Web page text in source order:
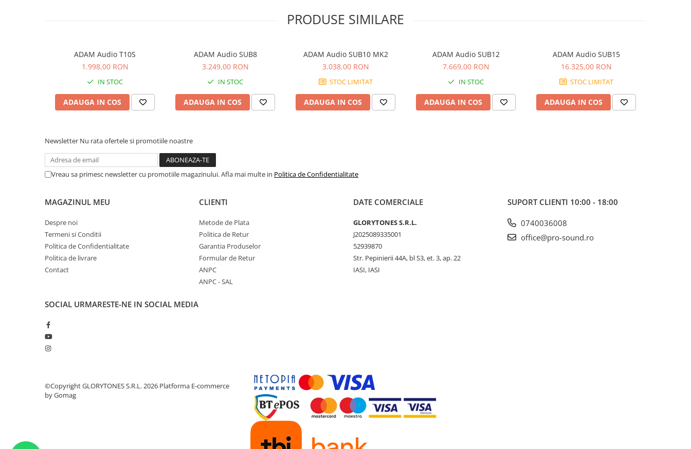
Cabluri MIDI si audio digitale
Standuri stative si pupitre
Stative de mixer
Stative de partituri
Case-uri, rack, huse si genti
Amplificatoare de casti
Cabluri Earpad si accesorii de casti
Casti broadcast si Casti cu Microfon
Casti Noise Cancelling
Casti Studio
Casti wireless / fara fir
Idei de cadouri
PRODUSE SIMILARE
ADAM Audio T10S
1.998,00 RON
IN STOC
ADAUGA IN COS
ADAM Audio SUB8
3.249,00 RON
IN STOC
ADAUGA IN COS
ADAM Audio SUB10 MK2
3.038,00 RON
STOC LIMITAT
ADAUGA IN COS
ADAM Audio SUB12
7.669,00 RON
IN STOC
ADAUGA IN COS
ADAM Audio SUB15
16.325,00 RON
STOC LIMITAT
ADAUGA IN COS
Newsletter Nu rata ofertele si promotiile noastre
Vreau sa primesc newsletter cu promotiile magazinului. Afla mai multe in Politica de Confidentialitate
MAGAZINUL MEU
Despre noi
Termeni si Conditii
Politica de Confidentialitate
Politica de livrare
Contact
CLIENTI
Metode de Plata
Politica de Retur
Garantia Produselor
Formular de Retur
ANPC
ANPC - SAL
DATE COMERCIALE
GLORYTONES S.R.L.
J2025089335001
52939870
Str. Pepinierii 44A, bl S3, et. 3, ap. 22
IASI, IASI
SUPORT CLIENTI 10:00 - 18:00
0740036008
office@pro-sound.ro
SOCIAL URMARESTE-NE IN SOCIAL MEDIA
©Copyright GLORYTONES S.R.L. 2026 Platforma E-commerce
by Gomag